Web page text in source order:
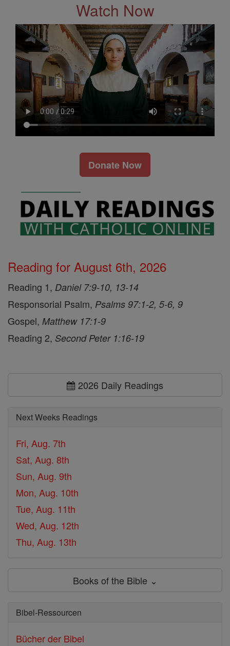
Watch Now
Donate Now
Reading for August 6th, 2026
Reading 1, Daniel 7:9-10, 13-14
Responsorial Psalm, Psalms 97:1-2, 5-6, 9
Gospel, Matthew 17:1-9
Reading 2, Second Peter 1:16-19
2026 Daily Readings
Next Weeks Readings
Fri, Aug. 7th
Sat, Aug. 8th
Sun, Aug. 9th
Mon, Aug. 10th
Tue, Aug. 11th
Wed, Aug. 12th
Thu, Aug. 13th
Books of the Bible ⌄
Bibel-Ressourcen
Bücher der Bibel